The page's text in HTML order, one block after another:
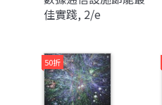
佳實踐, 2/e
50折